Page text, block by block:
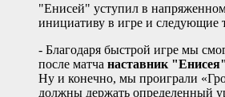
"Енисей" уступил в
инициативу в игре и следующие
- Благодаря быстрой игре мы
после матча наставник
Ну и конечно, мы проиграли
должны держать определенный